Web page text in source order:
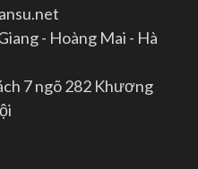
- Hoàng Mai - Hà
7 ngõ 282 Khương